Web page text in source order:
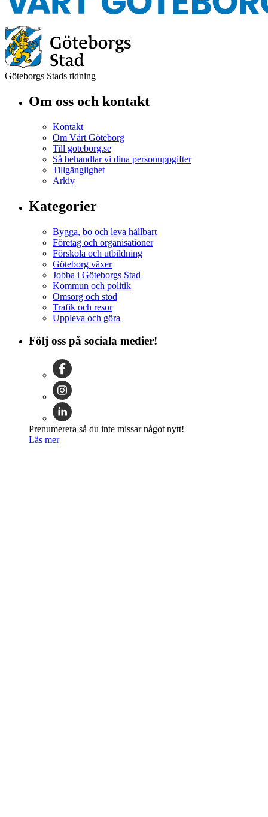
Göteborgs Stads tidning
Om oss och kontakt
Kontakt
Om Vårt Göteborg
Till goteborg.se
Så behandlar vi dina personuppgifter
Tillgänglighet
Arkiv
Kategorier
Bygga, bo och leva hållbart
Företag och organisationer
Förskola och utbildning
Göteborg växer
Jobba i Göteborgs Stad
Kommun och politik
Omsorg och stöd
Trafik och resor
Uppleva och göra
Följ oss på sociala medier!
Prenumerera så du inte missar något nytt!
Läs mer